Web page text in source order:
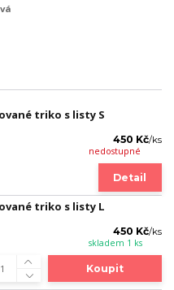
triko s listy S
450 Kč/ks
nedostupné
Detail
triko s listy L
450 Kč/ks
skladem 1 ks
Koupit